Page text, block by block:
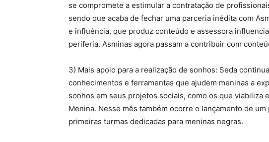
se compromete a estimular a contratação de
sendo que acaba de fechar uma parceria inédita com
e influência, que produz conteúdo e assessora
periferia. Asminas agora passam a contribuir com
3) Mais apoio para a realização de sonhos: Seda
conhecimentos e ferramentas que ajudem meninas a
sonhos em seus projetos sociais, como os que viabiliza
Menina. Nesse mês também ocorre o lançamento de
primeiras turmas dedicadas para meninas negras.